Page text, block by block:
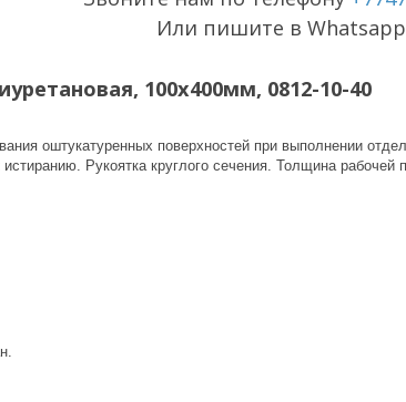
Или пишите в Whatsapp
100x400мм, 0812-10-40
оштукатуренных поверхностей при выполнении
Рукоятка круглого сечения. Толщина рабочей